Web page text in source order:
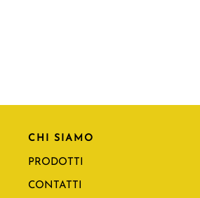
CHI SIAMO
PRODOTTI
CONTATTI